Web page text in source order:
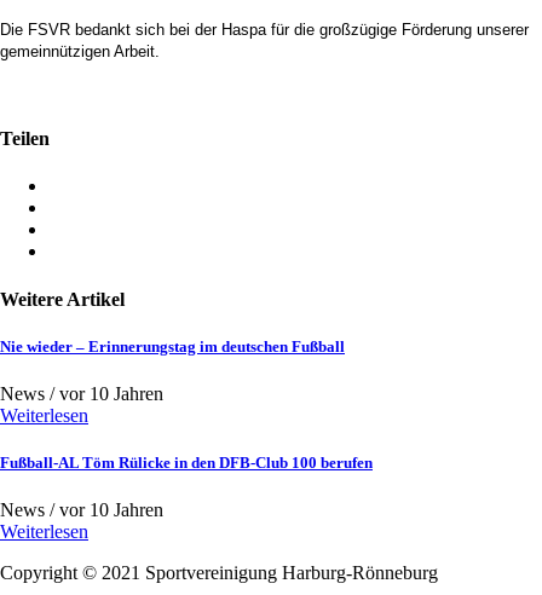
Die FSVR bedankt sich bei der Haspa für die großzügige Förderung unserer
gemeinnützigen Arbeit.
Teilen
Weitere Artikel
Nie wieder – Erinnerungstag im deutschen Fußball
News /vor 10 Jahren
Weiterlesen
Fußball-AL Töm Rülicke in den DFB-Club 100 berufen
News /vor 10 Jahren
Weiterlesen
Copyright © 2021 Sportvereinigung Harburg-Rönneburg